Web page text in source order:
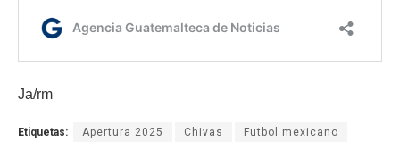
Ja/rm
Etiquetas: Apertura 2025 Chivas Futbol mexicano